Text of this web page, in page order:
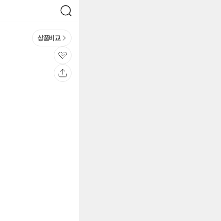
검
색
상품비교
관
심